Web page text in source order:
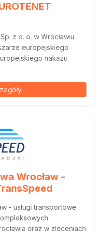
z o. o. w Wrocławiu
europejskiego
nakazu
Wrocław -
- usługi transportowe
oraz w zleceniach